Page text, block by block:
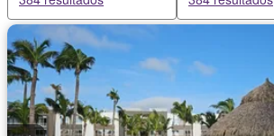
Completamente amueblado